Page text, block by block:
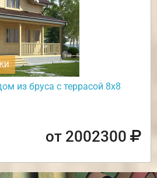
из бруса с террасой 8х8
от 2002300